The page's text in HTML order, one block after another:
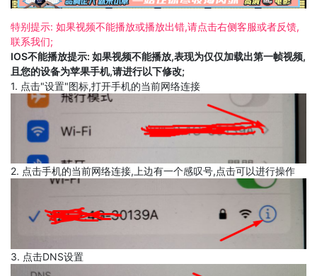
特别提示: 如果视频不能播放或播放出错,请点击右侧客服或者反馈,
联系我们;
IOS不能播放提示: 如果视频不能播放,表现为仅仅加载出第一帧视频,
且您的设备为苹果手机,请进行以下修改;
1. 点击"设置"图标,打开手机的当前网络连接
2. 点击手机的当前网络连接,上边有一个感叹号,点击可以进行操作
3. 点击DNS设置